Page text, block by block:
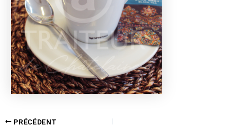
PRÉCÉDENT